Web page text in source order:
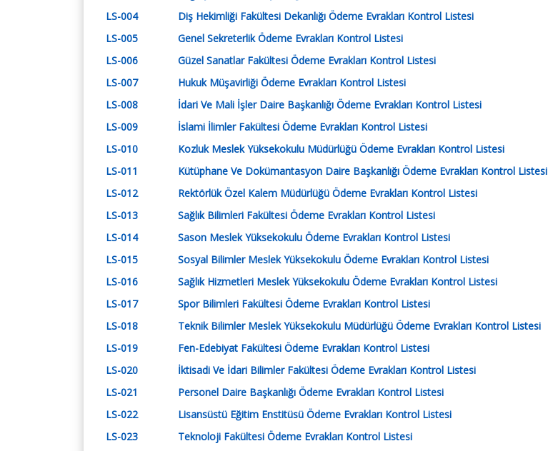
Komisyonu
Toplumsal Katkı Kalite Alt
Komisyonu
Yönetim Sistemi Kalite Alt
Komisyonu
Politikalar
LS-004
Diş Hekimliği Fakültesi Dekanlığı Ödeme Evrakları Kontrol Listesi
LS-005
Genel Sekreterlik Ödeme Evrakları Kontrol Listesi
LS-006
Güzel Sanatlar Fakültesi Ödeme Evrakları Kontrol Listesi
LS-007
Hukuk Müşavirliği Ödeme Evrakları Kontrol Listesi
LS-008
İdari Ve Mali İşler Daire Başkanlığı Ödeme Evrakları Kontrol Listesi
LS-009
İslami İlimler Fakültesi Ödeme Evrakları Kontrol Listesi
LS-010
Kozluk Meslek Yüksekokulu Müdürlüğü Ödeme Evrakları Kontrol Listesi
LS-011
Kütüphane Ve Dokümantasyon Daire Başkanlığı Ödeme Evrakları Kontrol Listesi
LS-012
Rektörlük Özel Kalem Müdürlüğü Ödeme Evrakları Kontrol Listesi
LS-013
Sağlık Bilimleri Fakültesi Ödeme Evrakları Kontrol Listesi
LS-014
Sason Meslek Yüksekokulu Ödeme Evrakları Kontrol Listesi
LS-015
Sosyal Bilimler Meslek Yüksekokulu Ödeme Evrakları Kontrol Listesi
LS-016
Sağlık Hizmetleri Meslek Yüksekokulu Ödeme Evrakları Kontrol Listesi
LS-017
Spor Bilimleri Fakültesi Ödeme Evrakları Kontrol Listesi
LS-018
Teknik Bilimler Meslek Yüksekokulu Müdürlüğü Ödeme Evrakları Kontrol Listesi
LS-019
Fen-Edebiyat Fakültesi Ödeme Evrakları Kontrol Listesi
LS-020
İktisadi Ve İdari Bilimler Fakültesi Ödeme Evrakları Kontrol Listesi
LS-021
Personel Daire Başkanlığı Ödeme Evrakları Kontrol Listesi
LS-022
Lisansüstü Eğitim Enstitüsü Ödeme Evrakları Kontrol Listesi
LS-023
Teknoloji Fakültesi Ödeme Evrakları Kontrol Listesi